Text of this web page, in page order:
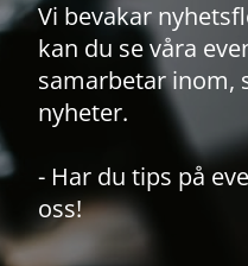
Vi bevakar
kan du se våra
samarbetar inom,
nyheter.
- Har du tips på
oss!